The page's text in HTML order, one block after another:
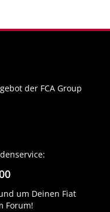
der FCA Group
um Deinen Fiat
Forum!